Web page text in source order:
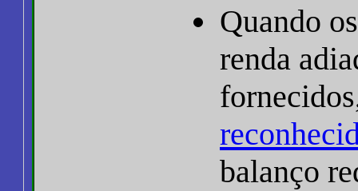
Quando
renda
balanço